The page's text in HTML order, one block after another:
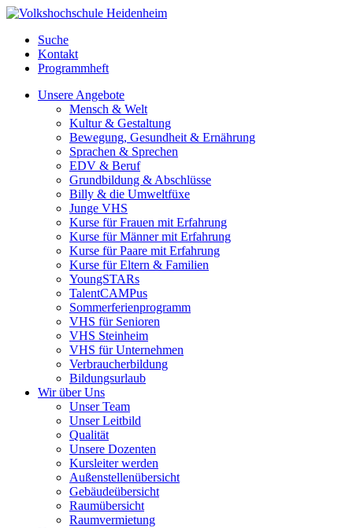
Suche
Kontakt
Programmheft
Unsere Angebote
Mensch & Welt
Kultur & Gestaltung
Bewegung, Gesundheit & Ernährung
Sprachen & Sprechen
EDV & Beruf
Grundbildung & Abschlüsse
Billy & die Umweltfüxe
Junge VHS
Kurse für Frauen mit Erfahrung
Kurse für Männer mit Erfahrung
Kurse für Paare mit Erfahrung
Kurse für Eltern & Familien
YoungSTARs
TalentCAMPus
Sommerferienprogramm
VHS für Senioren
VHS Steinheim
VHS für Unternehmen
Verbraucherbildung
Bildungsurlaub
Wir über Uns
Unser Team
Unser Leitbild
Qualität
Unsere Dozenten
Kursleiter werden
Außenstellenübersicht
Gebäudeübersicht
Raumübersicht
Raumvermietung